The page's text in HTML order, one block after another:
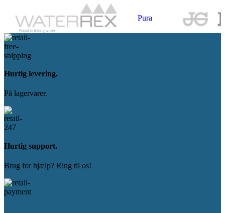
Pura
Hurtig levering.
På lagervarer.
Hurtig support.
Brug for hjælp? Ring til os!